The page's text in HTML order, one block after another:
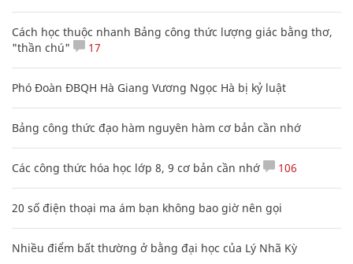
Cách học thuộc nhanh Bảng công thức lượng giác bằng thơ,
"thần chú"
17
Phó Đoàn ĐBQH Hà Giang Vương Ngọc Hà bị kỷ luật
Bảng công thức đạo hàm nguyên hàm cơ bản cần nhớ
Các công thức hóa học lớp 8, 9 cơ bản cần nhớ 106
20 số điện thoại ma ám bạn không bao giờ nên gọi
Nhiều điểm bất thường ở bằng đại học của Lý Nhã Kỳ